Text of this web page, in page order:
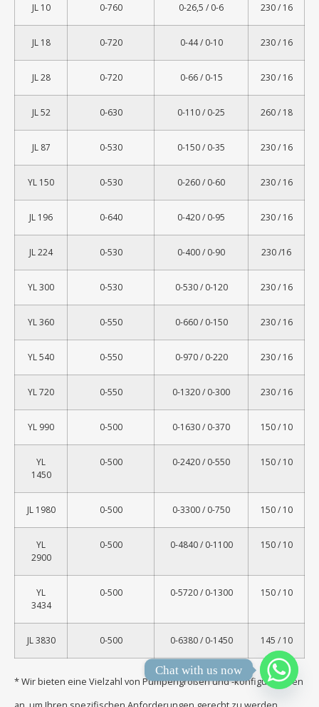
JL 10 0-760 0-26,5 / 0-6 230 / 16
JL 18 0-720 0-44 / 0-10 230 / 16
JL 28 0-720 0-66 / 0-15 230 / 16
JL 52 0-630 0-110 / 0-25 260 / 18
JL 87 0-530 0-150 / 0-35 230 / 16
YL 150 0-530 0-260 / 0-60 230 / 16
JL 196 0-640 0-420 / 0-95 230 / 16
JL 224 0-530 0-400 / 0-90 230 /16
YL 300 0-530 0-530 / 0-120 230 / 16
YL 360 0-550 0-660 / 0-150 230 / 16
YL 540 0-550 0-970 / 0-220 230 / 16
YL 720 0-550 0-1320 / 0-300 230 / 16
YL 990 0-500 0-1630 / 0-370 150 / 10
YL
1450
0-500 0-2420 / 0-550 150 / 10
JL 1980 0-500 0-3300 / 0-750 150 / 10
YL
2900
0-500 0-4840 / 0-1100 150 / 10
YL
3434
0-500 0-5720 / 0-1300 150 / 10
JL 3830 0-500 0-6380 / 0-1450 145 / 10
* Wir bieten eine Vielzahl von Pumpengrößen und -konfigurationen
Chat with us now